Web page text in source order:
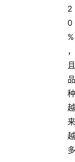
2
0
%
，
且
品
种
越
来
越
多